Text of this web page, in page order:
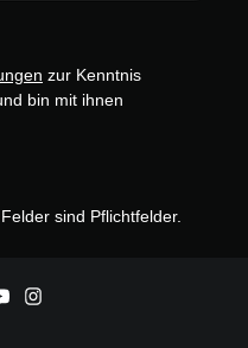
zur Kenntnis
bin mit ihnen
sind Pflichtfelder.